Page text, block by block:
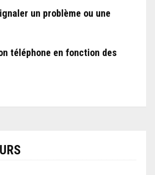
un problème ou une
téléphone en fonction des